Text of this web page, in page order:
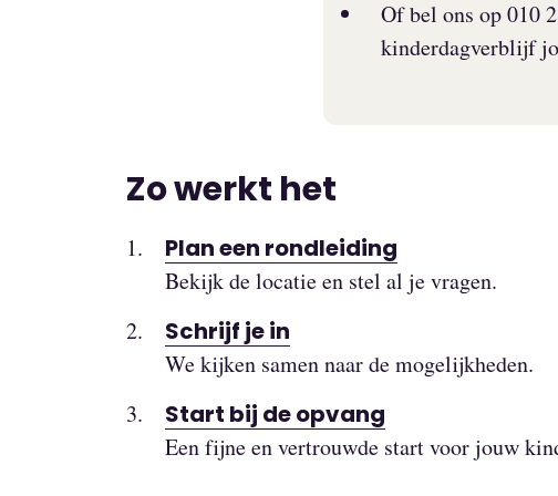
Of bel ons op 010
kinderdagverblijf
Zo werkt het
Plan een rondleiding
Bekijk de locatie en stel al je vragen.
Schrijf je in
We kijken samen naar de mogelijkheden.
Start bij de opvang
Een fijne en vertrouwde start voor jouw